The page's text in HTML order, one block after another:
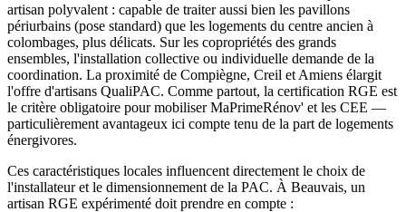
artisan polyvalent : capable de traiter aussi bien les pavillons
périurbains (pose standard) que les logements du centre ancien à
colombages, plus délicats. Sur les copropriétés des grands
ensembles, l'installation collective ou individuelle demande de la
coordination. La proximité de Compiègne, Creil et Amiens élargit
l'offre d'artisans QualiPAC. Comme partout, la certification RGE est
le critère obligatoire pour mobiliser MaPrimeRénov' et les CEE —
particulièrement avantageux ici compte tenu de la part de logements
énergivores.
Ces caractéristiques locales influencent directement le choix de
l'installateur et le dimensionnement de la PAC. À Beauvais, un
artisan RGE expérimenté doit prendre en compte :